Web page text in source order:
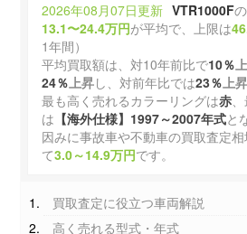
2026年08月07日更新 VTR1000F
13.1〜24.4万円が平均で、上限は
1年間）
平均買取額は、対10年前比で10％
24％上昇し、対前年比では23％上昇
最も高く売れるカラーリングは赤
は 【海外仕様】1997～2007年式と
因みに事故車や不動車の買取査定
て3.0～14.9万円です。
買取査定に役立つ車両解説
高く売れる型式・年式